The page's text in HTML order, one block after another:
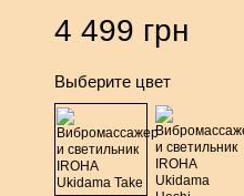
4 499 грн
Выберите цвет